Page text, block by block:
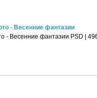
- Весенние фантазии
- Весенние фантазии PSD |